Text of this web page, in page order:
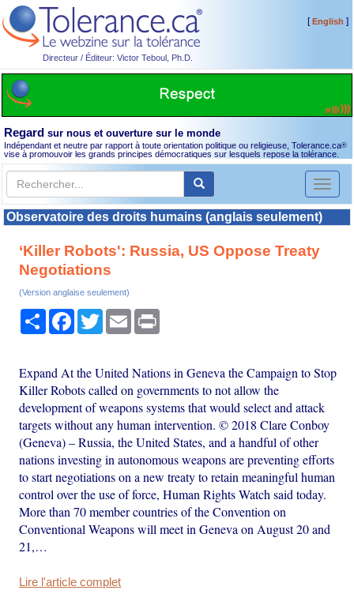
Directeur / Éditeur: Victor Teboul, Ph.D.
[English ]
Regard sur nous et ouverture sur le monde
Indépendant et neutre par rapport à toute orientation politique ou religieuse, Tolerance.ca®
vise à promouvoir les grands principes démocratiques sur lesquels repose la tolérance.
Toggle
Observatoire des droits humains (anglais seulement)
‘Killer Robots': Russia, US Oppose Treaty
Negotiations
(Version anglaise seulement)
PartagerFacebook
TwitterEmail
Expand At the United Nations in Geneva the Campaign to Stop
Killer Robots called on governments to not allow the
development of weapons systems that would select and attack
targets without any human intervention. © 2018 Clare Conboy
(Geneva) – Russia, the United States, and a handful of other
nations investing in autonomous weapons are preventing efforts
to start negotiations on a new treaty to retain meaningful human
control over the use of force, Human Rights Watch said today.
More than 70 member countries of the Convention on
Conventional Weapons will meet in Geneva on August 20 and
21,…
Lire l'article complet